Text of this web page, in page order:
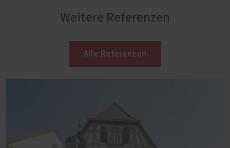
Weitere Referenzen
Alle Referenzen